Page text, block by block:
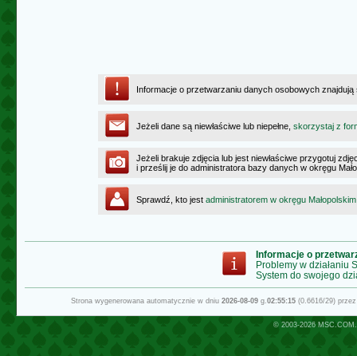
Informacje o przetwarzaniu danych osobowych
Jeżeli dane są niewłaściwe lub niepełne, skorzystaj z
Jeżeli brakuje zdjęcia lub jest niewłaściwe przygotuj
i prześlij je do administratora bazy danych w okręgu
Sprawdź, kto jest administratorem w okręgu Małopolskim
Informacje o
Problemy w działaniu
System do swojego
Strona wygenerowana automatycznie w dniu 2026-08-09g.02:55:15(0.6616/29)
© 2003-2026